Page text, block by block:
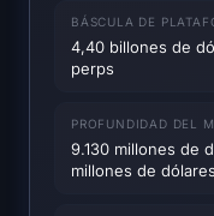
Dominancia de
Índice de Altcoin
Índice de Miedo y
BÁSCULA DE
4,40 billones de
perps
PROFUNDIDAD DEL
9.130 millones de
millones de